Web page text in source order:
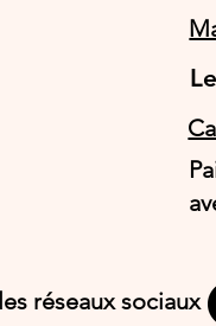
réseaux sociaux